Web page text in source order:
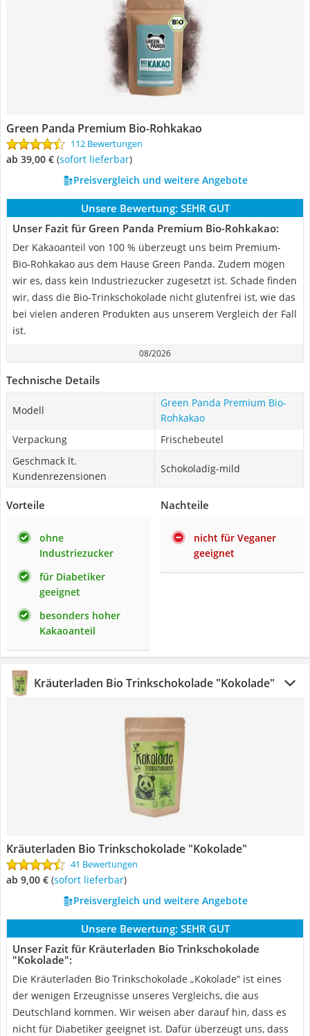
Green Panda Premium Bio-Rohkakao
112 Bewertungen
ab 39,00 € ( Sofort lieferbar)
Preisvergleich und weitere Angebote
Unsere Bewertung: SEHR GUT
Unser Fazit für Green Panda Premium Bio-Rohkakao:
Der Kakaoanteil von 100 % überzeugt uns beim Premium-
Bio-Rohkakao aus dem Hause Green Panda. Zudem mögen
wir es, dass kein Industriezucker zugesetzt ist. Schade finden
wir, dass die Bio-Trinkschokolade nicht glutenfrei ist, wie das
bei vielen anderen Produkten aus unserem Vergleich der Fall
ist.
08/2026
Technische Details
Modell
Green Panda Premium Bio-
Rohkakao
Verpackung
Frischebeutel
Geschmack lt.
Kundenrezensionen
Schokoladig-mild
Vorteile
ohne
Industriezucker
für Diabetiker
geeignet
besonders hoher
Kakaoanteil
Nachteile
nicht für Veganer
geeignet
Kräuterladen Bio Trinkschokolade "Kokolade"
Kräuterladen Bio Trinkschokolade "Kokolade"
41 Bewertungen
ab 9,00 € ( Sofort lieferbar)
Preisvergleich und weitere Angebote
Unsere Bewertung: SEHR GUT
Unser Fazit für Kräuterladen Bio Trinkschokolade
"Kokolade":
Die Kräuterladen Bio Trinkschokolade „Kokolade“ ist eines
der wenigen Erzeugnisse unseres Vergleichs, die aus
Deutschland kommen. Wir weisen aber darauf hin, dass es
nicht für Diabetiker geeignet ist. Dafür überzeugt uns, dass